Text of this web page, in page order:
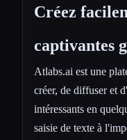
Créez
captivantes
Atlabs.ai est une
créer, de diffuser et
intéressants en
saisie de texte à